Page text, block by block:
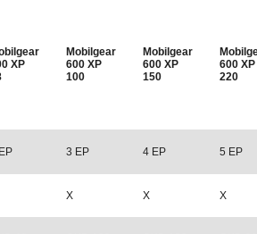
XP
Mobilgear
600 XP
100
Mobilgear
600 XP
150
600 XP
220
3 EP 4 EP 5 EP
X X X